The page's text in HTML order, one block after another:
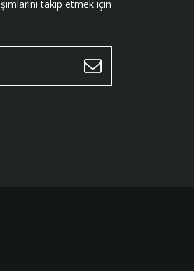
takip etmek için